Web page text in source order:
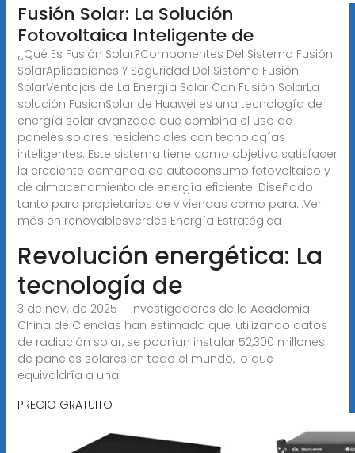
Fusión Solar: La Solución
Fotovoltaica Inteligente de
¿Qué Es Fusión Solar?Componentes Del Sistema Fusión
SolarAplicaciones Y Seguridad Del Sistema Fusión
SolarVentajas de La Energía Solar Con Fusión SolarLa
solución FusionSolar de Huawei es una tecnología de
energía solar avanzada que combina el uso de
paneles solares residenciales con tecnologías
inteligentes. Este sistema tiene como objetivo satisfacer
la creciente demanda de autoconsumo fotovoltaico y
de almacenamiento de energía eficiente. Diseñado
tanto para propietarios de viviendas como para...Ver
más en renovablesverdes Energía Estratégica
Revolución energética: La
tecnología de
3 de nov. de 2025 · Investigadores de la Academia
China de Ciencias han estimado que, utilizando datos
de radiación solar, se podrían instalar 52,300 millones
de paneles solares en todo el mundo, lo que
equivaldría a una
PRECIO GRATUITO